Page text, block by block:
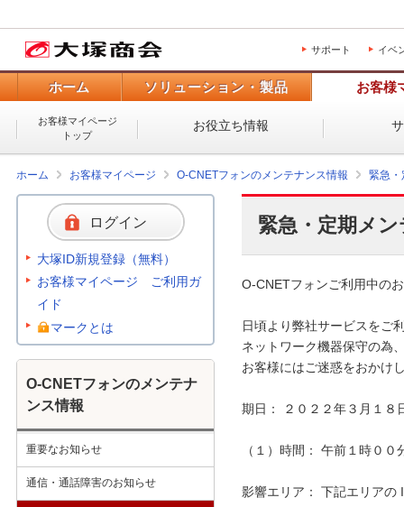
サポート イベ
ホーム ソリューション・製品 お客様
お客様マイページ
トップ
お役立ち情報
ホーム お客様マイページ O-CNETフォンのメンテナンス情報 緊急・
緊急・定期メ
O-CNETフォンご利用中の
日頃より弊社サービスをご
ネットワーク機器保守の為
お客様にはご迷惑をおかけ
期日： ２０２２年３月１８
（１）時間： 午前１時０
影響エリア： 下記エリアの
ログイン
大塚ID新規登録（無料）
お客様マイページ ご利用ガ
イド
マークとは
O-CNETフォンのメンテナ
ンス情報
重要なお知らせ
通信・通話障害のお知らせ